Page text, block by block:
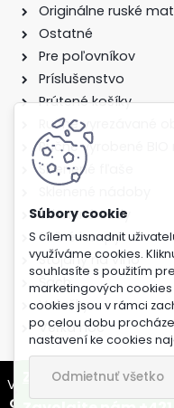
S cílem usnadnit
využíváme cookies.
souhlasíte s použitím
marketingových
cookies jsou v rámci
po celou dobu
nastavení ke cookies
Odmietnuť všetko
Zavolajte nám
Originálne ruské
Ostatné
Pre poľovníkov
Príslušenstvo
Prútené košíky
Ručne vyrezávané
Ručne vyrobené BIO
Sklenené fľaše
Sklenené nádoby
Sklenené sudy
Soľné lampy
Stojany na víno
Šach
Valašky
Veľka noc
Vytvorené systémom
Odstúpenie od kúpnej